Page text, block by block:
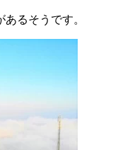
るそうです。